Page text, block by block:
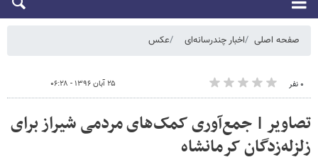
صفحه اصلی اخبار چندرسانه‌ای عکس
۰ نفر ۲۵ آبان ۱۳۹۶ - ۰۶:۲۸
تصاویر | جمع‌آوری کمک‌های مردمی شیراز برای
زلزله‌زدگان کرمانشاه